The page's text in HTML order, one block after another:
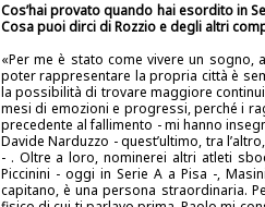
Cos’hai provato quando hai esordito in
Cosa puoi dirci di Rozzio e degli altri
«Per me è stato come vivere un sogno,
poter rappresentare la propria città è
la possibilità di trovare maggiore
mesi di emozioni e progressi, perché i
precedente al fallimento - mi hanno
Davide Narduzzo - quest’ultimo, tra
- . Oltre a loro, nominerei altri atleti
Piccinini - oggi in Serie A a Pisa -,
capitano, è una persona straordinaria.